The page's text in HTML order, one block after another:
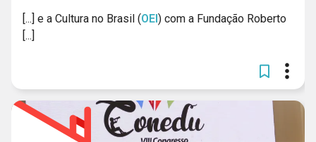
[...] e a Cultura no Brasil (OEI) com a Fundação Roberto
[...]